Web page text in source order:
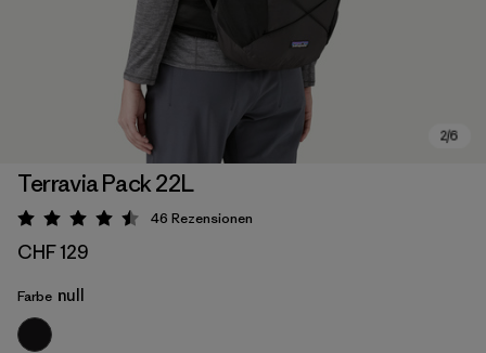
Terravia Pack 22L
Bewertung: 4.5 / 5
46 Rezensionen
CHF 129
Farbe null